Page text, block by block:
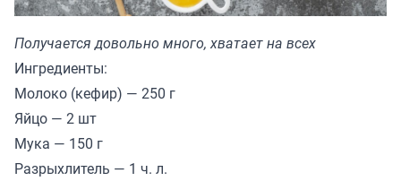
Получается довольно много, хватает на всех
Ингредиенты:
Молоко (кефир) — 250 г
Яйцо — 2 шт
Мука — 150 г
Разрыхлитель — 1 ч. л.